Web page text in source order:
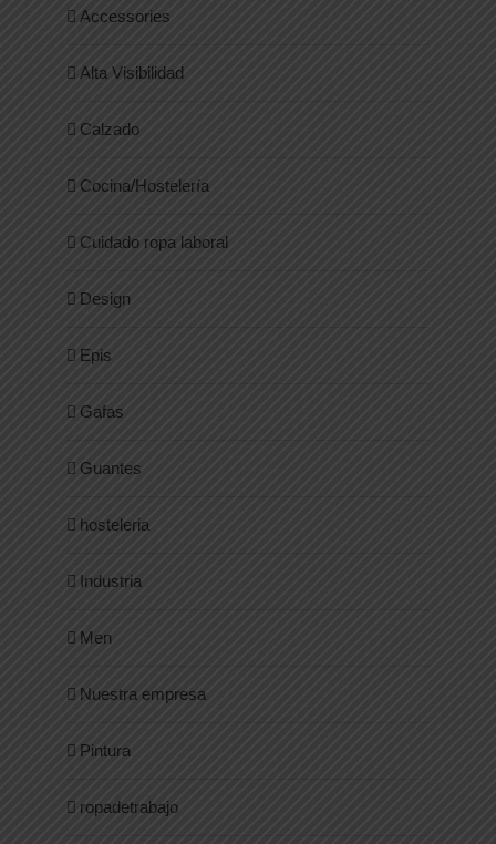
Accessories
Alta Visibilidad
Calzado
Cocina/Hostelería
Cuidado ropa laboral
Design
Epis
Gafas
Guantes
hosteleria
Industria
Men
Nuestra empresa
Pintura
ropadetrabajo